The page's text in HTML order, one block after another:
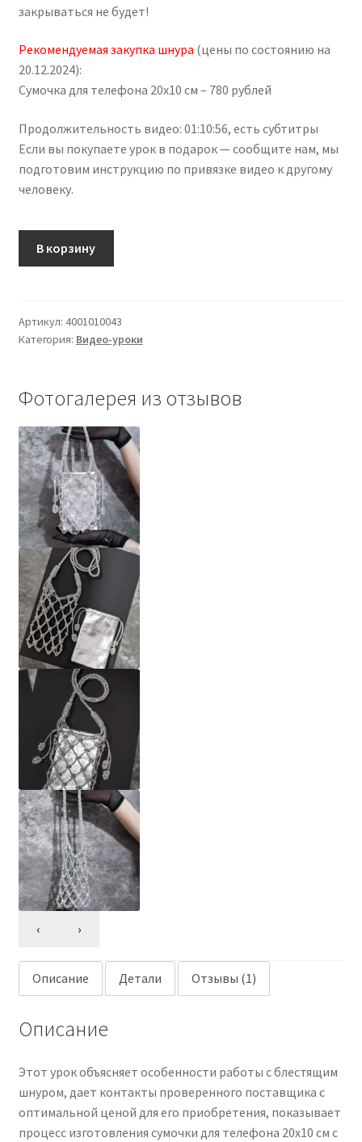
закрываться не будет!
Рекомендуемая закупка шнура (цены по состоянию на
20.12.2024):
Сумочка для телефона 20х10 см – 780 рублей
Продолжительность видео: 01:10:56, есть субтитры
Если вы покупаете урок в подарок — сообщите нам, мы
подготовим инструкцию по привязке видео к другому
человеку.
В корзину
Артикул: 4001010043
Категория: Видео-уроки
Фотогалерея из отзывов
‹ ›
Описание Детали Отзывы (1)
Описание
Этот урок объясняет особенности работы с блестящим
шнуром, дает контакты проверенного поставщика с
оптимальной ценой для его приобретения, показывает
процесс изготовления сумочки для телефона 20х10 см с